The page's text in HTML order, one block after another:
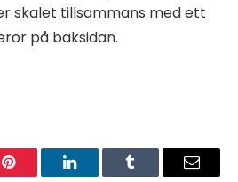
skalet tillsammans med ett
på baksidan.
Pinterest LinkedInTumblr Email